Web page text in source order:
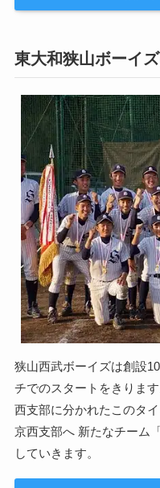
東大和狭山ボーイ
狭山西武ボーイズは創設
チでのスタートをきりま
西支部に分かれたこのタ
京西支部へ 新たなチーム
していきます。